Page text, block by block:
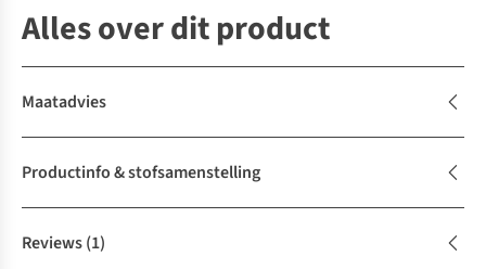
Alles over dit product
Maatadvies
Productinfo & stofsamenstelling
Reviews(1)